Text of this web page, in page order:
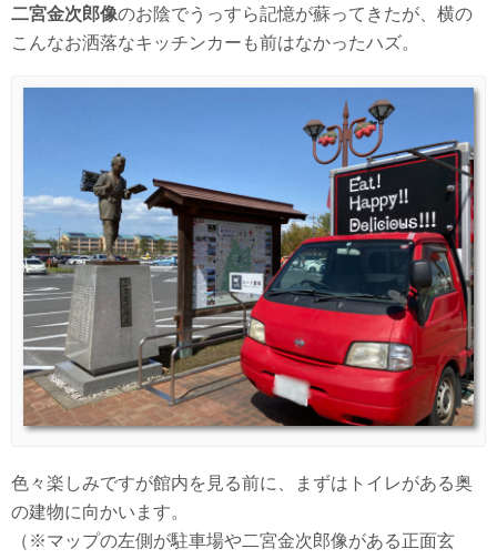
二宮金次郎像のお陰でうっすら記憶が蘇ってきたが、横の
こんなお洒落なキッチンカーも前はなかったハズ。
色々楽しみですが館内を見る前に、まずはトイレがある奥
の建物に向かいます。
（※マップの左側が駐車場や二宮金次郎像がある正面玄